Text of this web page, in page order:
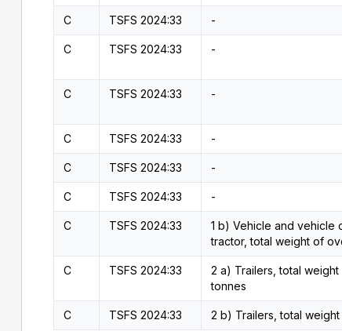
C TSFS 2024:33 -
C TSFS 2024:33 -
C TSFS 2024:33 -
C TSFS 2024:33 -
C TSFS 2024:33 -
C TSFS 2024:33 -
C TSFS 2024:33
1 b) Vehicle and vehicle
tractor, total weight of
C TSFS 2024:33
2 a) Trailers, total weight
tonnes
C TSFS 2024:33 2 b) Trailers, total